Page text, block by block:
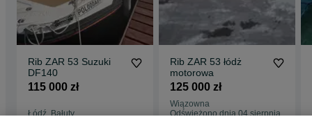
Rib ZAR 53 Suzuki
DF140
115 000 zł
Łódź, Bałuty
Rib ZAR 53 łódż
motorowa
125 000 zł
Wiązowna
Odświeżono dnia 04 sierpnia